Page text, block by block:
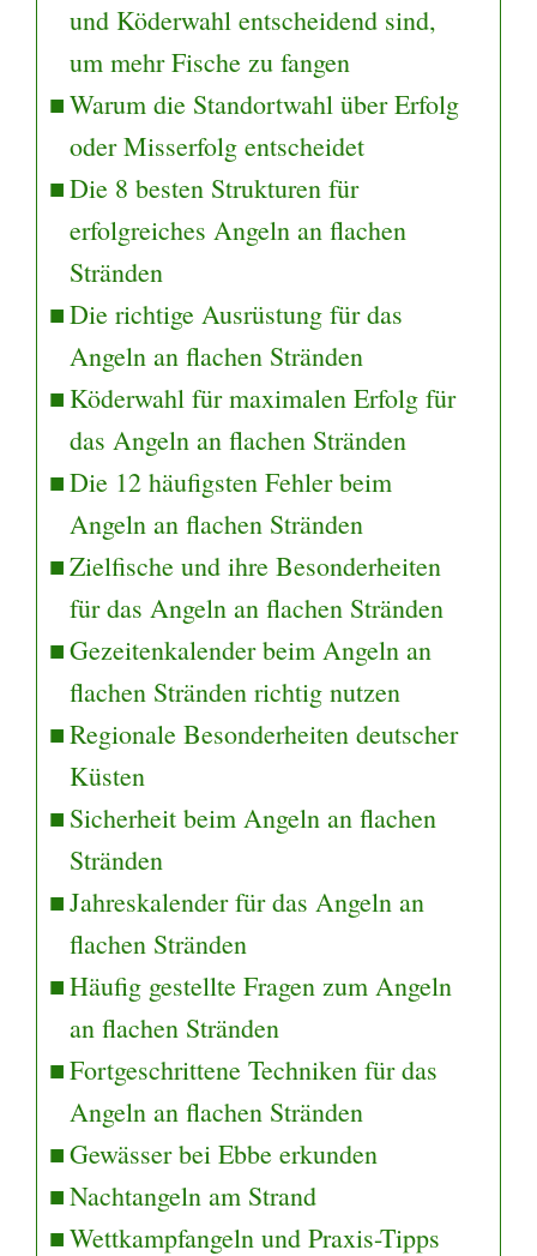
und Köderwahl entscheidend sind,
um mehr Fische zu fangen
Warum die Standortwahl über Erfolg
oder Misserfolg entscheidet
Die 8 besten Strukturen für
erfolgreiches Angeln an flachen
Stränden
Die richtige Ausrüstung für das
Angeln an flachen Stränden
Köderwahl für maximalen Erfolg für
das Angeln an flachen Stränden
Die 12 häufigsten Fehler beim
Angeln an flachen Stränden
Zielfische und ihre Besonderheiten
für das Angeln an flachen Stränden
Gezeitenkalender beim Angeln an
flachen Stränden richtig nutzen
Regionale Besonderheiten deutscher
Küsten
Sicherheit beim Angeln an flachen
Stränden
Jahreskalender für das Angeln an
flachen Stränden
Häufig gestellte Fragen zum Angeln
an flachen Stränden
Fortgeschrittene Techniken für das
Angeln an flachen Stränden
Gewässer bei Ebbe erkunden
Nachtangeln am Strand
Wettkampfangeln und Praxis-Tipps